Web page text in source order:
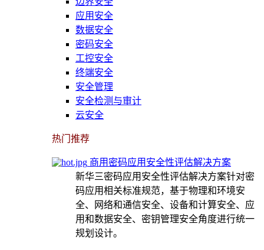
应用安全
数据安全
密码安全
工控安全
终端安全
安全管理
安全检测与审计
云安全
热门推荐
商用密码应用安全性评估解决方案
新华三密码应用安全性评估解决方案针对密
码应用相关标准规范，基于物理和环境安
全、网络和通信安全、设备和计算安全、应
用和数据安全、密钥管理安全角度进行统一
规划设计。